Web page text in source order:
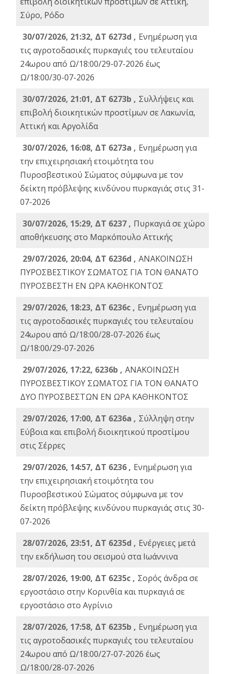
Σύρο, Ρόδο
30/07/2026, 21:32, ΔΤ 6273d , Ενημέρωση για
τις αγροτοδασικές πυρκαγιές του τελευταίου
24ωρου από Ω/18:00/29-07-2026 έως
Ω/18:00/30-07-2026
30/07/2026, 21:01, ΔΤ 6273b , Συλλήψεις και
επιβολή διοικητικών προστίμων σε Λακωνία,
Αττική και Αργολίδα
30/07/2026, 16:08, ΔΤ 6273a , Ενημέρωση για
την επιχειρησιακή ετοιμότητα του
Πυροσβεστικού Σώματος σύμφωνα με τον
δείκτη πρόβλεψης κινδύνου πυρκαγιάς στις 31-
07-2026
30/07/2026, 15:29, ΔΤ 6237 , Πυρκαγιά σε χώρο
αποθήκευσης στο Μαρκόπουλο Αττικής
29/07/2026, 20:04, ΔΤ 6236d , ΑΝΑΚΟΙΝΩΣΗ
ΠΥΡΟΣΒΕΣΤΙΚΟΥ ΣΩΜΑΤΟΣ ΓΙΑ ΤΟΝ ΘΑΝΑΤΟ
ΠΥΡΟΣΒΕΣΤΗ ΕΝ ΩΡΑ ΚΑΘΗΚΟΝΤΟΣ
29/07/2026, 18:23, ΔΤ 6236c , Ενημέρωση για
τις αγροτοδασικές πυρκαγιές του τελευταίου
24ωρου από Ω/18:00/28-07-2026 έως
Ω/18:00/29-07-2026
29/07/2026, 17:22, 6236b , ΑΝΑΚΟΙΝΩΣΗ
ΠΥΡΟΣΒΕΣΤΙΚΟΥ ΣΩΜΑΤΟΣ ΓΙΑ ΤΟΝ ΘΑΝΑΤΟ
ΔΥΟ ΠΥΡΟΣΒΕΣΤΩΝ ΕΝ ΩΡΑ ΚΑΘΗΚΟΝΤΟΣ
29/07/2026, 17:00, ΔΤ 6236a , Σύλληψη στην
Εύβοια και επιβολή διοικητικού προστίμου
στις Σέρρες
29/07/2026, 14:57, ΔΤ 6236 , Ενημέρωση για
την επιχειρησιακή ετοιμότητα του
Πυροσβεστικού Σώματος σύμφωνα με τον
δείκτη πρόβλεψης κινδύνου πυρκαγιάς στις 30-
07-2026
28/07/2026, 23:51, ΔΤ 6235d , Ενέργειες μετά
την εκδήλωση του σεισμού στα Ιωάννινα
28/07/2026, 19:00, ΔΤ 6235c , Σορός άνδρα σε
εργοστάσιο στην Κορινθία και πυρκαγιά σε
εργοστάσιο στο Αγρίνιο
28/07/2026, 17:58, ΔΤ 6235b , Ενημέρωση για
τις αγροτοδασικές πυρκαγιές του τελευταίου
24ωρου από Ω/18:00/27-07-2026 έως
Ω/18:00/28-07-2026